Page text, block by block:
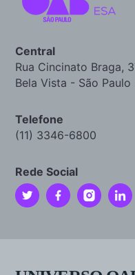
Central
Rua Cincinato Braga,
Bela Vista - São Paulo
Telefone
(11) 3346-6800
Rede Social